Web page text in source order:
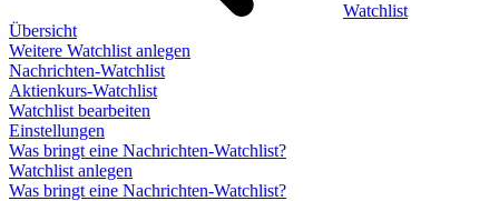
Watchlist
Übersicht
Weitere Watchlist anlegen
Nachrichten-Watchlist
Aktienkurs-Watchlist
Watchlist bearbeiten
Einstellungen
Was bringt eine Nachrichten-Watchlist?
Watchlist anlegen
Was bringt eine Nachrichten-Watchlist?